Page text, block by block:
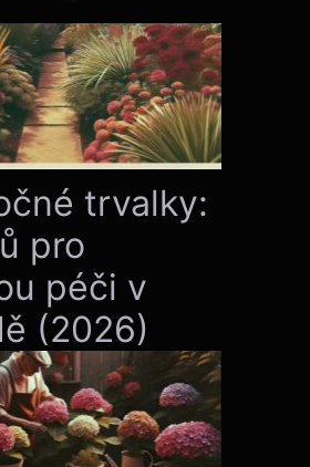
trvalky:
pro
péči v
(2026)